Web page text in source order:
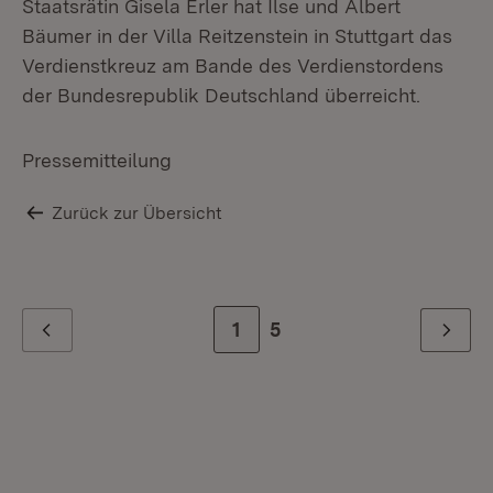
Staatsrätin Gisela Erler hat Ilse und Albert
Bäumer in der Villa Reitzenstein in Stuttgart das
Verdienstkreuz am Bande des Verdienstordens
der Bundesrepublik Deutschland überreicht.
Pressemitteilung
Zurück zur Übersicht
Zur Seite
1 Zur letzten Seite
5 Weiter